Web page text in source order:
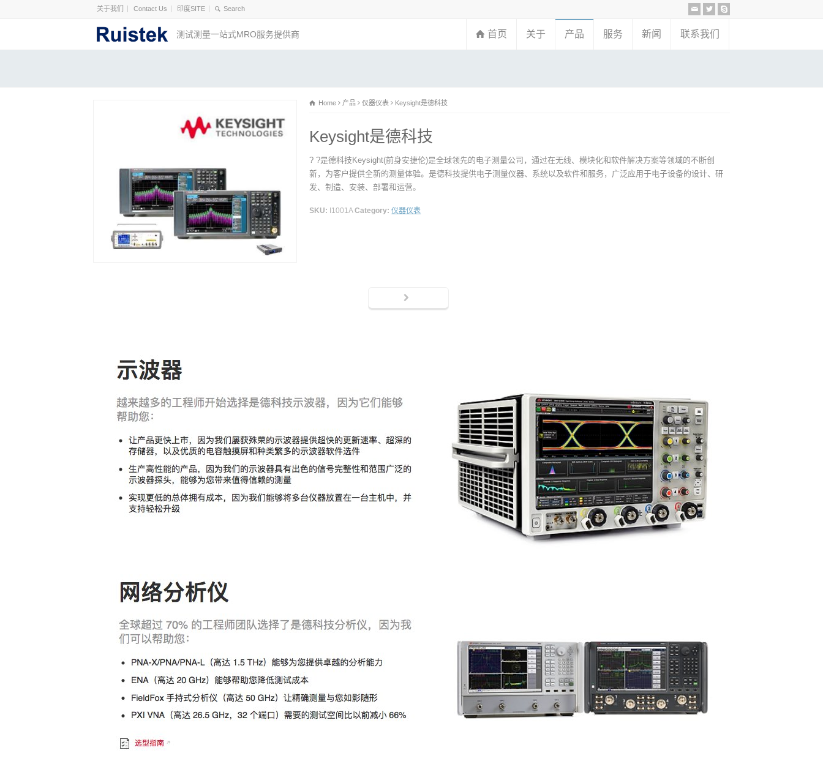
关于我们 Contact Us 印度SITE
测试测量一站式MRO服务提供商 首页 关于 产品 服务 新闻 联系我们
Home 产品 仪器仪表 Keysight是德科技
Keysight是德科技
? ?是德科技Keysight(前身安捷伦)是全球领先的电子测量公司，通过在无线、模块化和软件解决方案等领域的不断创
新，为客户提供全新的测量体验。是德科技提供电子测量仪器、系统以及软件和服务，广泛应用于电子设备的设计、研
发、制造、安装、部署和运营。
SKU: I1001ACategory: 仪器仪表